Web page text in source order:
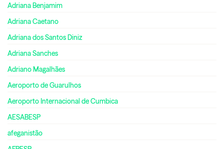
Adriana Benjamim
Adriana Caetano
Adriana dos Santos Diniz
Adriana Sanches
Adriano Magalhães
Aeroporto de Guarulhos
Aeroporto Internacional de Cumbica
AESABESP
afeganistão